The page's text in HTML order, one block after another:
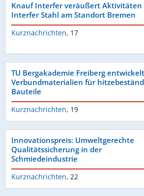
Knauf Interfer veräußert Aktivitäten
Interfer Stahl am Standort Bremen
Kurznachrichten, 17
TU Bergakademie Freiberg entwickelt
Verbundmaterialien für
Bauteile
Kurznachrichten, 19
Innovationspreis: Umweltgerechte
Qualitätssicherung in der
Schmiedeindustrie
Kurznachrichten, 22